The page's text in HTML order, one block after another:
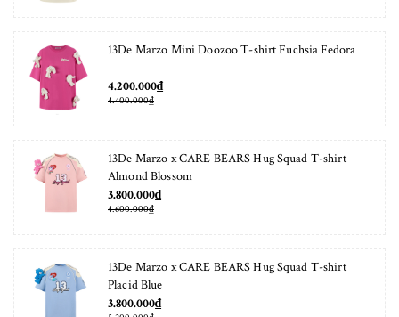
13De Marzo Mini Doozoo T-shirt Fuchsia Fedora
4.200.000₫
4.400.000₫
13De Marzo x CARE BEARS Hug Squad T-shirt
Almond Blossom
3.800.000₫
4.600.000₫
13De Marzo x CARE BEARS Hug Squad T-shirt
Placid Blue
3.800.000₫